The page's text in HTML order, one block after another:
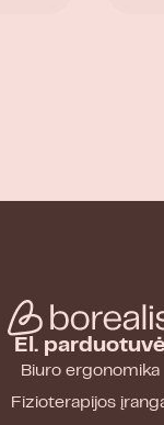
El. parduotuvė
Biuro ergonomika
Fizioterapijos